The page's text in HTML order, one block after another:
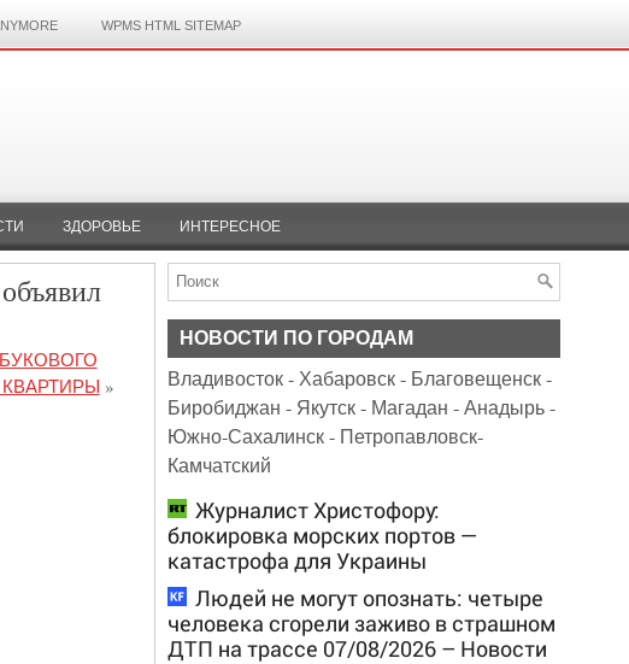
WPMS HTML SITEMAP
ЗДОРОВЬЕ ИНТЕРЕСНОЕ
»
НОВОСТИ ПО ГОРОДАМ
Владивосток-Хабаровск- Благовещенск-
Биробиджан - Якутск- Магадан -Анадырь-
Южно-Сахалинск- Петропавловск-
Камчатский
Журналист Христофору:
блокировка морских портов —
катастрофа для Украины
Людей не могут опознать: четыре
человека сгорели заживо в страшном
ДТП на трассе 07/08/2026 – Новости